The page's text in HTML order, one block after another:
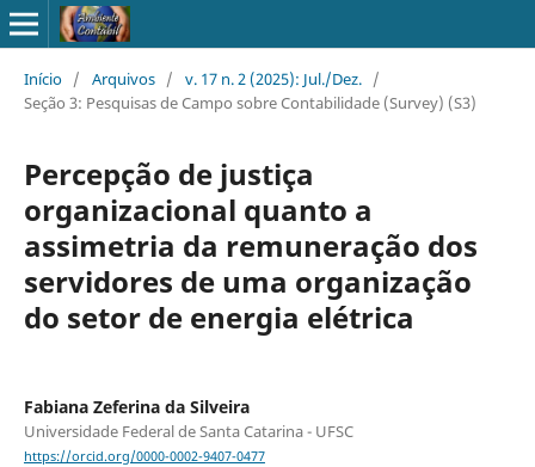
Início / Arquivos / v. 17 n. 2 (2025): Jul./Dez. /
Seção 3: Pesquisas de Campo sobre Contabilidade (Survey) (S3)
Percepção de justiça
organizacional quanto a
assimetria da remuneração dos
servidores de uma organização
do setor de energia elétrica
Fabiana Zeferina da Silveira
Universidade Federal de Santa Catarina - UFSC
https://orcid.org/0000-0002-9407-0477